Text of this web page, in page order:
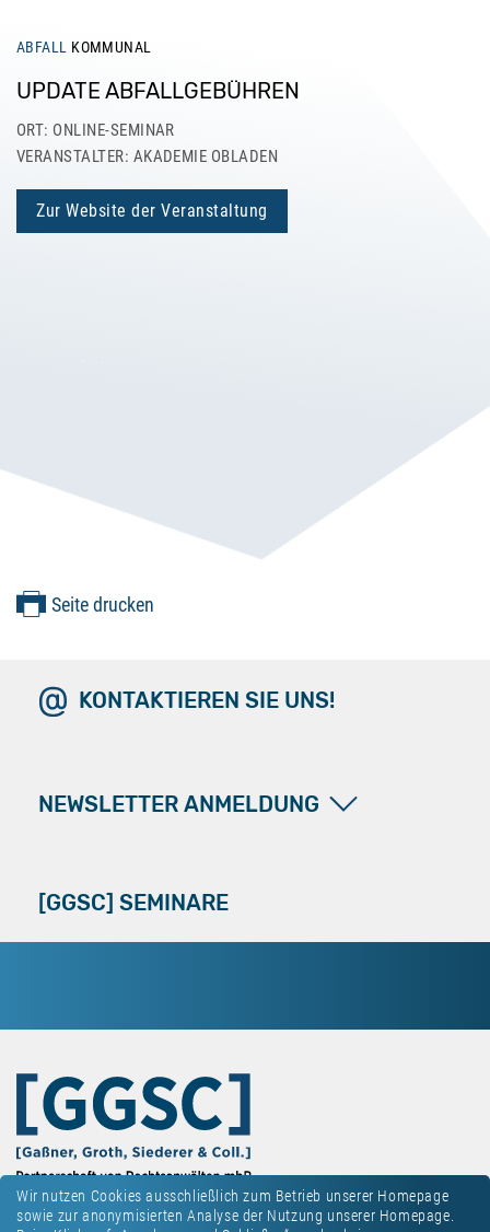
Wir nutzen Cookies ausschließlich zum Betrieb unserer Homepage
sowie zur anonymisierten Analyse der Nutzung unserer Homepage.
ABFALL KOMMUNAL
UPDATE ABFALLGEBÜHREN
ORT: ONLINE-SEMINAR
VERANSTALTER: AKADEMIE OBLADEN
Zur Website der Veranstaltung
Seite drucken
KONTAKTIEREN SIE UNS!
NEWSLETTER ANMELDUNG
[GGSC] SEMINARE